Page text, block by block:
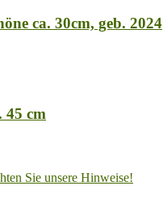
ca. 30cm, geb. 2024
45 cm